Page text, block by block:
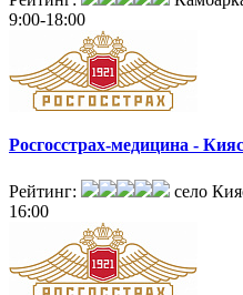
9:00-18:00
Росгосстрах-медицина -
Рейтинг: село
16:00